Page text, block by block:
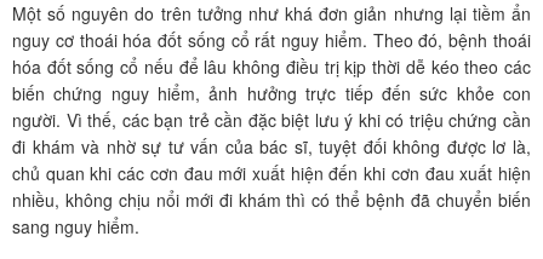
Một số nguyên do trên tưởng như khá đơn giản nhưng lại tiềm ẩn
nguy cơ thoái hóa đốt sống cổ rất nguy hiểm. Theo đó, bệnh thoái
hóa đốt sống cổ nếu để lâu không điều trị kịp thời dễ kéo theo các
biến chứng nguy hiểm, ảnh hưởng trực tiếp đến sức khỏe con
người. Vì thế, các bạn trẻ cần đặc biệt lưu ý khi có triệu chứng cần
đi khám và nhờ sự tư vấn của bác sĩ, tuyệt đối không được lơ là,
chủ quan khi các cơn đau mới xuất hiện đến khi cơn đau xuất hiện
nhiều, không chịu nổi mới đi khám thì có thể bệnh đã chuyển biến
sang nguy hiểm.